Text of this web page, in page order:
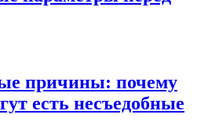
причины: почему
есть несъедобные